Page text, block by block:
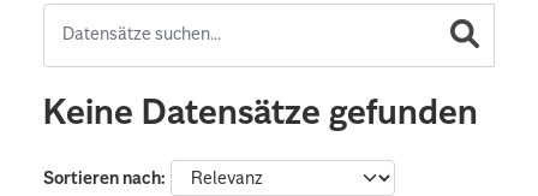
Keine Datensätze gefunden
Sortieren nach